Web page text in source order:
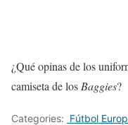
¿Qué opinas de los
camiseta de los Baggies?
Categories: Fútbol